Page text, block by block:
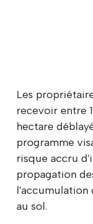
Les
recevoir entre
hectare
programme
risque accru
propagation
l'accumulation
au sol.